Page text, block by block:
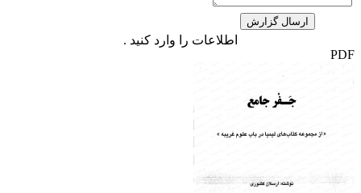
اطلاعات را وارد کنید .
PDF